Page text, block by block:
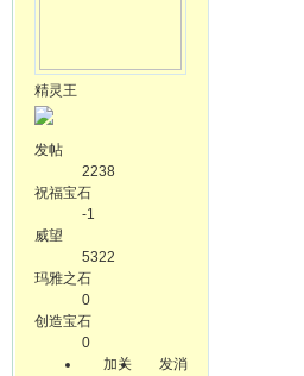
精灵王
发帖
2238
祝福宝石
-1
威望
5322
玛雅之石
0
创造宝石
0
加关
发消